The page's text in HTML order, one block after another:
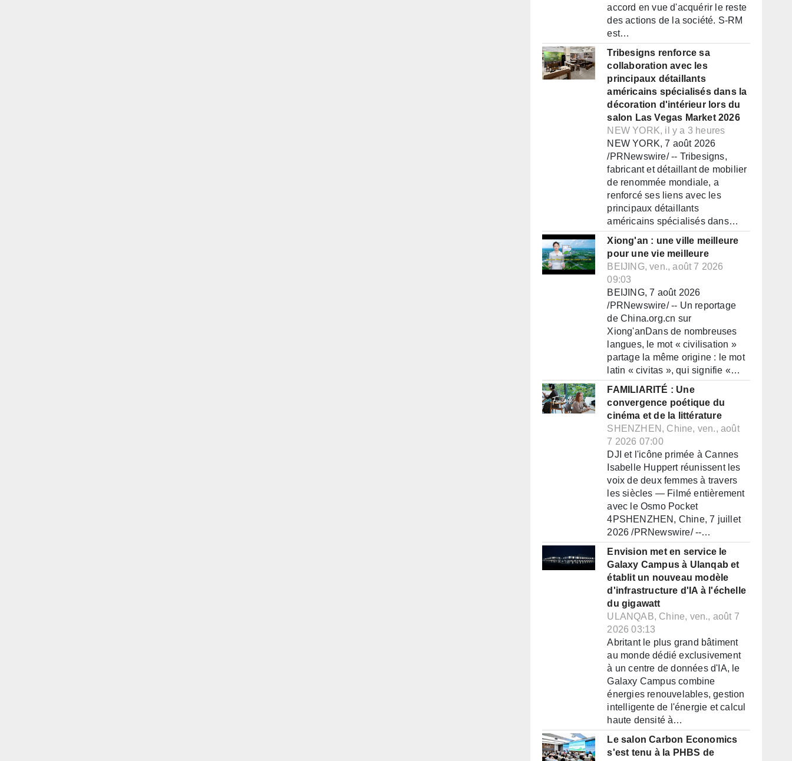
accord en vue d'acquérir le reste
des actions de la société. S-RM
est…
Tribesigns renforce sa
collaboration avec les
principaux détaillants
américains spécialisés dans la
décoration d'intérieur lors du
salon Las Vegas Market 2026
NEW YORK, il y a 3 heures
NEW YORK, 7 août 2026
/PRNewswire/ -- Tribesigns,
fabricant et détaillant de mobilier
de renommée mondiale, a
renforcé ses liens avec les
principaux détaillants
américains spécialisés dans…
Xiong'an : une ville meilleure
pour une vie meilleure
BEIJING, ven., août 7 2026
09:03
BEIJING, 7 août 2026
/PRNewswire/ -- Un reportage
de China.org.cn sur
Xiong'anDans de nombreuses
langues, le mot « civilisation »
partage la même origine : le mot
latin « civitas », qui signifie «…
FAMILIARITÉ : Une
convergence poétique du
cinéma et de la littérature
SHENZHEN, Chine, ven., août
7 2026 07:00
DJI et l'icône primée à Cannes
Isabelle Huppert réunissent les
voix de deux femmes à travers
les siècles — Filmé entièrement
avec le Osmo Pocket
4PSHENZHEN, Chine, 7 juillet
2026 /PRNewswire/ --…
Envision met en service le
Galaxy Campus à Ulanqab et
établit un nouveau modèle
d'infrastructure d'IA à l'échelle
du gigawatt
ULANQAB, Chine, ven., août 7
2026 03:13
Abritant le plus grand bâtiment
au monde dédié exclusivement
à un centre de données d'IA, le
Galaxy Campus combine
énergies renouvelables, gestion
intelligente de l'énergie et calcul
haute densité à…
Le salon Carbon Economics
s'est tenu à la PHBS de